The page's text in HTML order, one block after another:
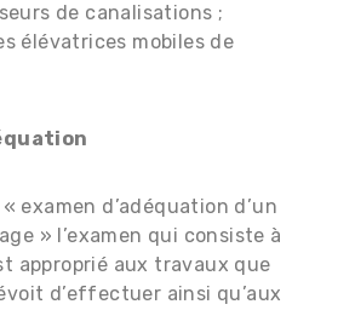
de canalisations ;
élévatrices mobiles de
examen d’adéquation d’un
» l’examen qui consiste à
approprié aux travaux que
d’effectuer ainsi qu’aux